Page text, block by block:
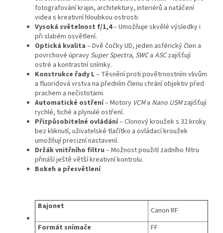
fotografování krajin, architektury, interiérů a natáčení
videa s kreativní hloubkou ostrosti.
Vysoká světelnost f/1,4– Umožňuje skvělé výsledky i
při slabém osvětlení.
Optická kvalita – Dvě čočky UD, jeden asférický člen a
povrchové úpravy Super Spectra, SWC a ASC zajišťují
ostré a kontrastní snímky.
Konstrukce řady L– Těsnění proti povětrnostním vlivům
a fluoridová vrstva na předním členu chrání objektiv před
prachem a nečistotami.
Automatické ostření– Motory VCM a Nano USM zajišťují
rychlé, tiché a plynulé ostření.
Přizpůsobitelné ovládání– Clonový kroužek s 32 kroky
bez kliknutí, uživatelské tlačítko a ovládací kroužek
umožňují precizní nastavení.
Držák vnitřního filtru – Možnost použití zadního filtru
přináší ještě větší kreativní kontrolu.
Bokeh a přesvětlení
Bajonet
Canon RF
Formát snímače
FF